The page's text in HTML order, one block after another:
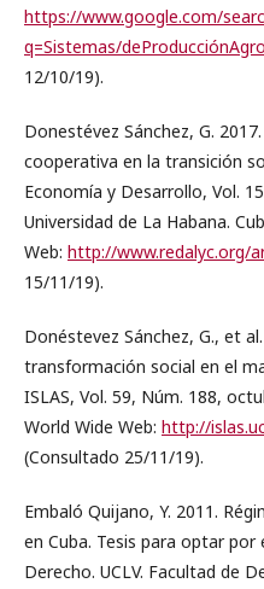
https://www.google.com/
q=Sistemas/
12/10/19).
Donestévez Sánchez, G.
cooperativa en la transición
Economía y Desarrollo, Vol.
Universidad de La Habana.
Web: http://www.redalyc.org/
15/11/19).
Donéstevez Sánchez, G., et
transformación social en el
ISLAS, Vol. 59, Núm. 188,
World Wide Web: http://
(Consultado 25/11/19).
Embaló Quijano, Y. 2011.
en Cuba. Tesis para optar
Derecho. UCLV. Facultad de